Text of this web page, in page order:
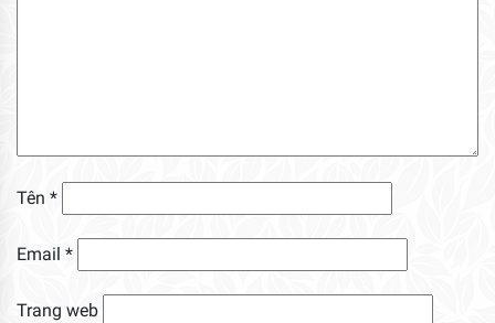
Tên *
Email *
Trang web